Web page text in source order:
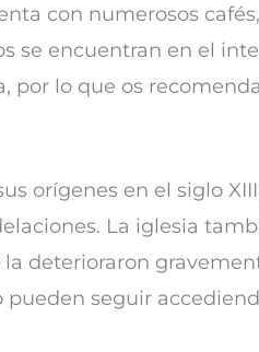
con numerosos
se encuentran en el
por lo que os
orígenes en el siglo
La iglesia
deterioraron
seguir